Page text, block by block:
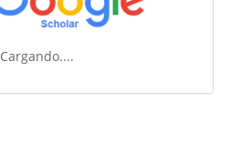
Cargando....